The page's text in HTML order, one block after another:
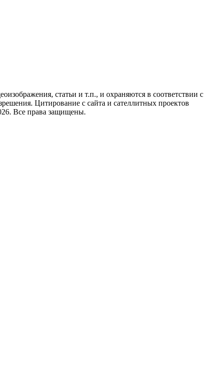
статьи и т.п., и охраняются в соответствии с
Цитирование с сайта и сателлитных проектов
Все права защищены.